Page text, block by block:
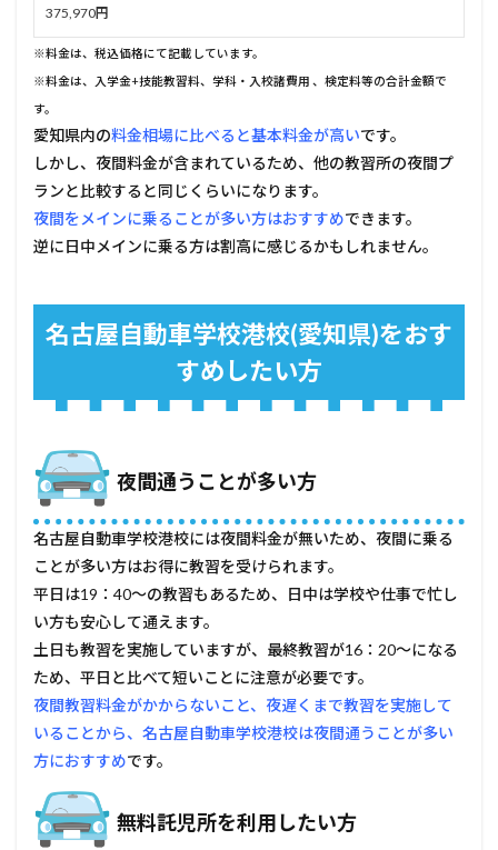
375,970円
※料金は、税込価格にて記載しています。
※料金は、入学金+技能教習料、学科・入校諸費用 、検定料等の合計金額で
す。
愛知県内の料金相場に比べると基本料金が高いです。
しかし、夜間料金が含まれているため、他の教習所の夜間プ
ランと比較すると同じくらいになります。
夜間をメインに乗ることが多い方はおすすめできます。
逆に日中メインに乗る方は割高に感じるかもしれません。
名古屋自動車学校港校(愛知県)をおす
すめしたい方
夜間通うことが多い方
名古屋自動車学校港校には夜間料金が無いため、夜間に乗る
ことが多い方はお得に教習を受けられます。
平日は19：40～の教習もあるため、日中は学校や仕事で忙し
い方も安心して通えます。
土日も教習を実施していますが、最終教習が16：20～になる
ため、平日と比べて短いことに注意が必要です。
夜間教習料金がかからないこと、夜遅くまで教習を実施して
いることから、名古屋自動車学校港校は夜間通うことが多い
方におすすめです。
無料託児所を利用したい方